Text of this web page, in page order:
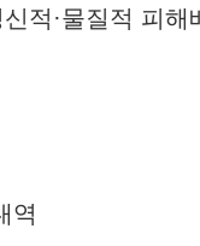
적·물질적 피
역